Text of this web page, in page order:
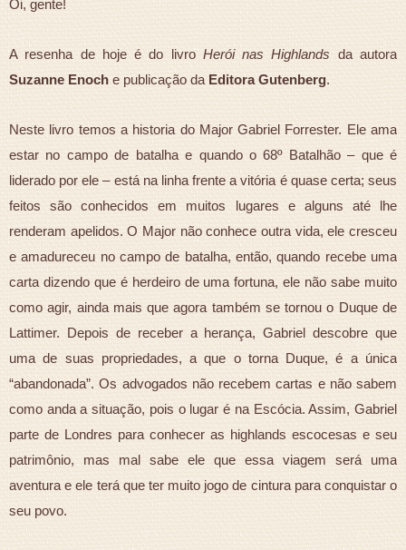
Oi, gente!
A resenha de hoje é do livroHerói nas Highlands da autora
Suzanne Enoche publicação da Editora Gutenberg.
Neste livro temos a historia do Major Gabriel Forrester. Ele ama
estar no campo de batalha e quando o 68º Batalhão – que é
liderado por ele – está na linha frente a vitória é quase certa; seus
feitos são conhecidos em muitos lugares e alguns até lhe
renderam apelidos. O Major não conhece outra vida, ele cresceu
e amadureceu no campo de batalha, então, quando recebe uma
carta dizendo que é herdeiro de uma fortuna, ele não sabe muito
como agir, ainda mais que agora também se tornou o Duque de
Lattimer. Depois de receber a herança, Gabriel descobre que
uma de suas propriedades, a que o torna Duque, é a única
“abandonada”. Os advogados não recebem cartas e não sabem
como anda a situação, pois o lugar é na Escócia. Assim, Gabriel
parte de Londres para conhecer as highlands escocesas e seu
patrimônio, mas mal sabe ele que essa viagem será uma
aventura e ele terá que ter muito jogo de cintura para conquistar o
seu povo.